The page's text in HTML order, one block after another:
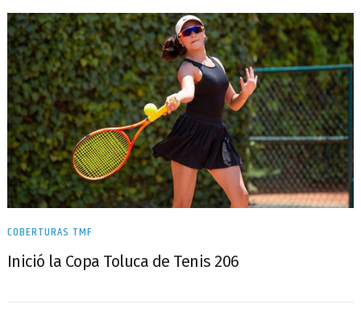
COBERTURAS TMF
Inició la Copa Toluca de Tenis 206